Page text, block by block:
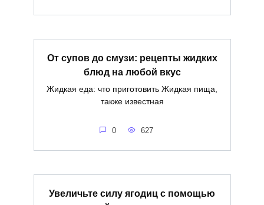
От супов до смузи: рецепты жидких
блюд на любой вкус
Жидкая еда: что приготовить Жидкая пища,
также известная
0 627
Увеличьте силу ягодиц с помощью